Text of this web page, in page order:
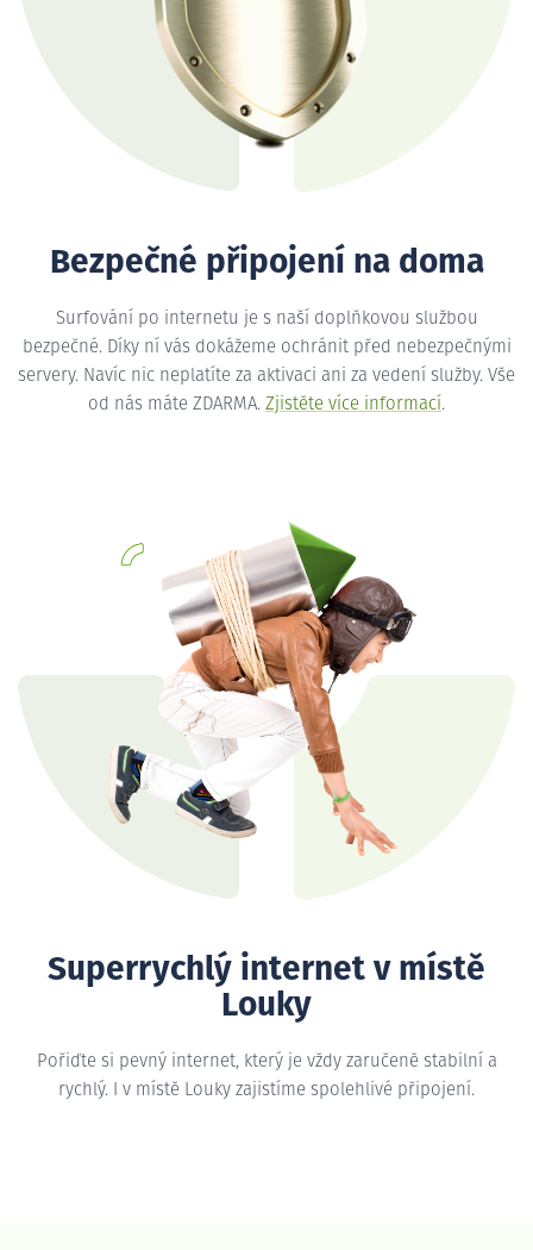
Bezpečné připojení na doma
Surfování po internetu je s naší doplňkovou službou
bezpečné. Díky ní vás dokážeme ochránit před nebezpečnými
servery. Navíc nic neplatíte za aktivaci ani za vedení služby. Vše
od nás máte ZDARMA. Zjistěte více informací.
Superrychlý internet v místě
Louky
Pořiďte si pevný internet, který je vždy zaručeně stabilní a
rychlý. I v místě Louky zajistíme spolehlivé připojení.